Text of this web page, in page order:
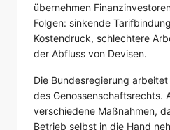
übernehmen
Folgen: sinkende
Kostendruck, schlechtere
der Abfluss von Devisen.
Die Bundesregierung
des Genossenschaftsrechts.
verschiedene Maßnahmen,
Betrieb selbst in die Hand